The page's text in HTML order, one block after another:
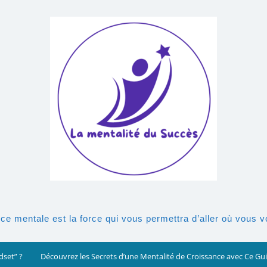
mentale est la force qui vous permettra d’aller où vous
? Découvrez les Secrets d’une Mentalité de Croissance avec Ce